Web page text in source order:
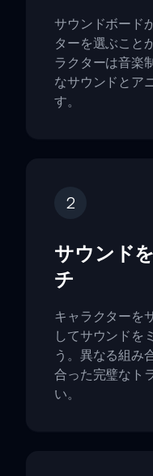
サウンドボード
ターを選ぶこと
ラクターは音楽
なサウンドとア
す。
2
サウンド
チ
キャラクターを
してサウンドを
う。異なる組み
合った完璧なト
い。